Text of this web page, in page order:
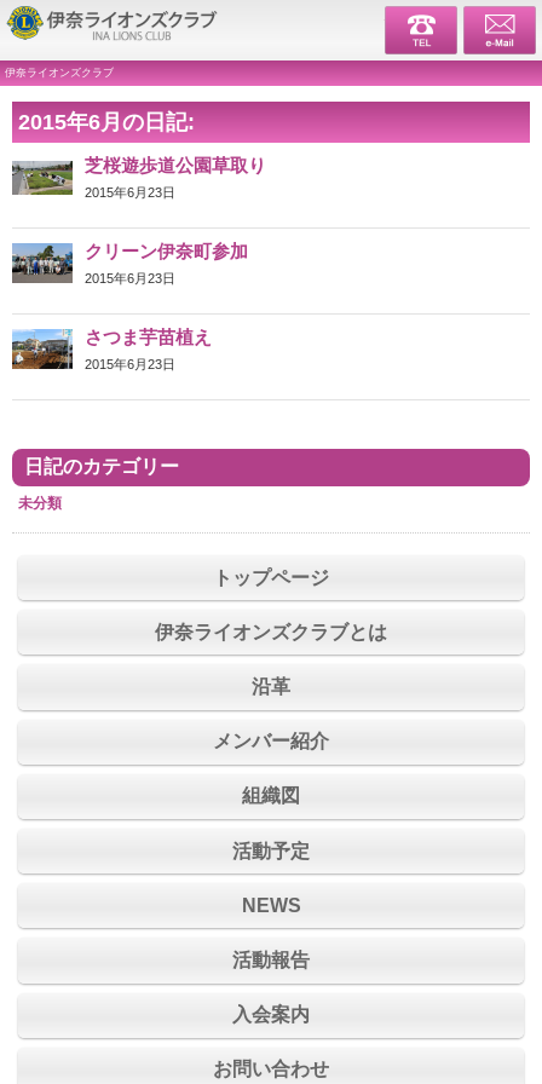
伊奈ライ
伊奈ライオンズクラブ
2015年6月の日記:
芝桜遊歩道公園草取り
2015年6月23日
クリーン伊奈町参加
2015年6月23日
さつま芋苗植え
2015年6月23日
日記のカテゴリー
未分類
トップページ
伊奈ライオンズクラブとは
沿革
メンバー紹介
組織図
活動予定
NEWS
活動報告
入会案内
お問い合わせ